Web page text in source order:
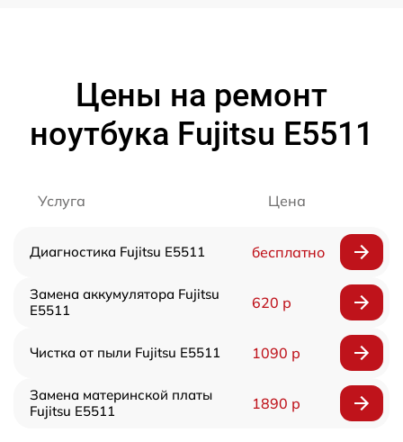
Цены на ремонт
ноутбука Fujitsu E5511
Услуга Цена
Диагностика Fujitsu E5511 бесплатно
Замена аккумулятора Fujitsu
E5511
620 р
Чистка от пыли Fujitsu E5511 1090 р
Замена материнской платы
Fujitsu E5511
1890 р